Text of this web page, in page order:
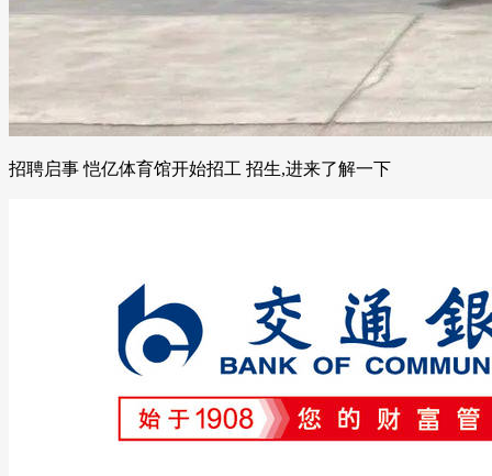
招聘启事 恺亿体育馆开始招工 招生,进来了解一下